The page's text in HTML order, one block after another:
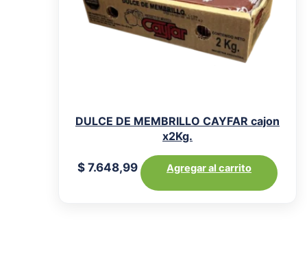
DULCE DE MEMBRILLO CAYFAR cajon
x2Kg.
$ 7.648,99 Agregar al carrito